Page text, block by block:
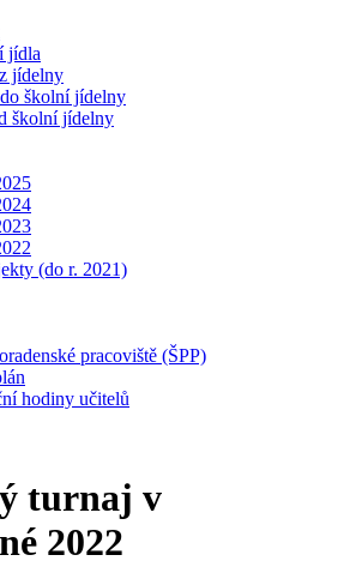
jídla
jídelny
školní jídelny
školní jídelny
(do r. 2021)
pracoviště (ŠPP)
hodiny učitelů
turnaj v
2022